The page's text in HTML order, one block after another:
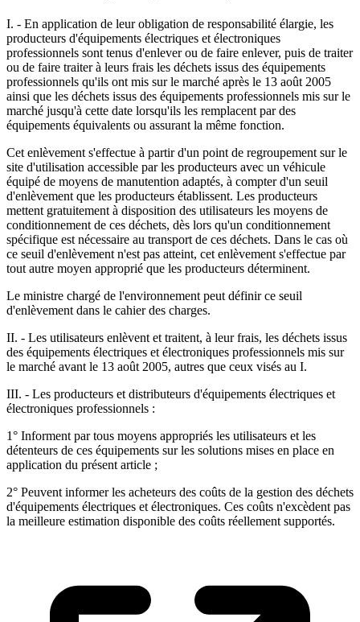
I. - En application de leur obligation de responsabilité élargie, les
producteurs d'équipements électriques et électroniques
professionnels sont tenus d'enlever ou de faire enlever, puis de traiter
ou de faire traiter à leurs frais les déchets issus des équipements
professionnels qu'ils ont mis sur le marché après le 13 août 2005
ainsi que les déchets issus des équipements professionnels mis sur le
marché jusqu'à cette date lorsqu'ils les remplacent par des
équipements équivalents ou assurant la même fonction.
Cet enlèvement s'effectue à partir d'un point de regroupement sur le
site d'utilisation accessible par les producteurs avec un véhicule
équipé de moyens de manutention adaptés, à compter d'un seuil
d'enlèvement que les producteurs établissent. Les producteurs
mettent gratuitement à disposition des utilisateurs les moyens de
conditionnement de ces déchets, dès lors qu'un conditionnement
spécifique est nécessaire au transport de ces déchets. Dans le cas où
ce seuil d'enlèvement n'est pas atteint, cet enlèvement s'effectue par
tout autre moyen approprié que les producteurs déterminent.
Le ministre chargé de l'environnement peut définir ce seuil
d'enlèvement dans le cahier des charges.
II. - Les utilisateurs enlèvent et traitent, à leur frais, les déchets issus
des équipements électriques et électroniques professionnels mis sur
le marché avant le 13 août 2005, autres que ceux visés au I.
III. - Les producteurs et distributeurs d'équipements électriques et
électroniques professionnels :
1° Informent par tous moyens appropriés les utilisateurs et les
détenteurs de ces équipements sur les solutions mises en place en
application du présent article ;
2° Peuvent informer les acheteurs des coûts de la gestion des déchets
d'équipements électriques et électroniques. Ces coûts n'excèdent pas
la meilleure estimation disponible des coûts réellement supportés.